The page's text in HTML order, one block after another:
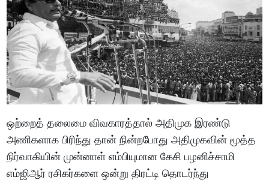
ஒற்றைத் தலைமை விவகாரத்தால் அதிமுக இரண்டு
அணிகளாக பிரிந்து தான் நின்றபோது அதிமுகவின் மூத்த
நிர்வாகியின் முன்னாள் எம்பியுமான கேசி பழனிச்சாமி
எம்ஜிஆர் ரசிகர்களை ஒன்று திரட்டி தொடர்ந்து